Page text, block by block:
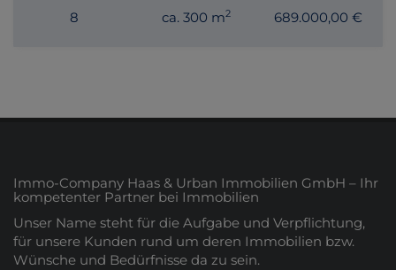
8
ca. 300 m2
689.000,00 €
Immo-Company Haas & Urban Immobilien GmbH – Ihr
kompetenter Partner bei Immobilien
Unser Name steht für die Aufgabe und Verpflichtung,
für unsere Kunden rund um deren Immobilien bzw.
Wünsche und Bedürfnisse da zu sein.